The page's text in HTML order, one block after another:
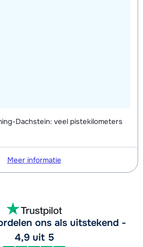
Dachstein: veel pistekilometers
Meer informatie
ons als uitstekend -
4,9 uit 5